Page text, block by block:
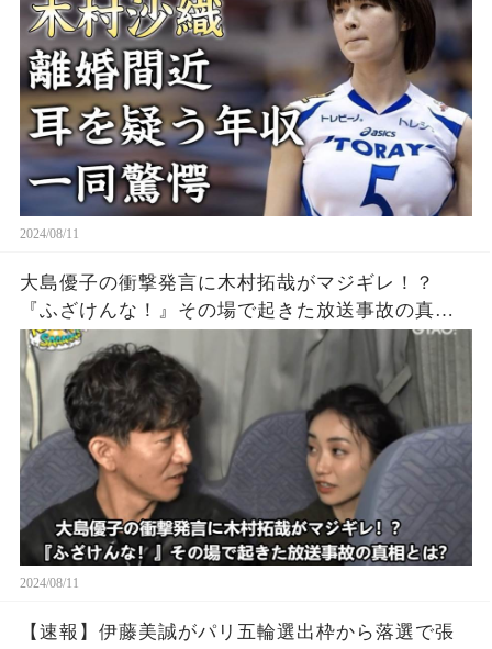
隠せない...
2024/08/11
大島優子の衝撃発言に木村拓哉がマジギレ！？
『ふざけんな！』その場で起きた放送事故の真相
とは？
2024/08/11
【速報】伊藤美誠がパリ五輪選出枠から落選で張